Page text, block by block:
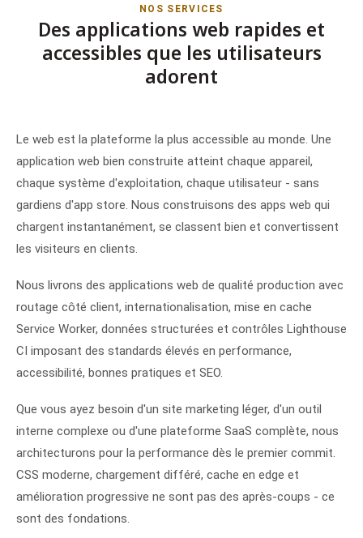
NOS SERVICES
Des applications web rapides et
accessibles que les utilisateurs
adorent
Le web est la plateforme la plus accessible au monde. Une
application web bien construite atteint chaque appareil,
chaque système d'exploitation, chaque utilisateur - sans
gardiens d'app store. Nous construisons des apps web qui
chargent instantanément, se classent bien et convertissent
les visiteurs en clients.
Nous livrons des applications web de qualité production avec
routage côté client, internationalisation, mise en cache
Service Worker, données structurées et contrôles Lighthouse
CI imposant des standards élevés en performance,
accessibilité, bonnes pratiques et SEO.
Que vous ayez besoin d'un site marketing léger, d'un outil
interne complexe ou d'une plateforme SaaS complète, nous
architecturons pour la performance dès le premier commit.
CSS moderne, chargement différé, cache en edge et
amélioration progressive ne sont pas des après-coups - ce
sont des fondations.